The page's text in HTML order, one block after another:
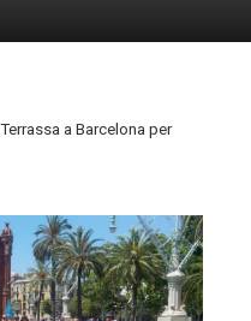
a Barcelona per